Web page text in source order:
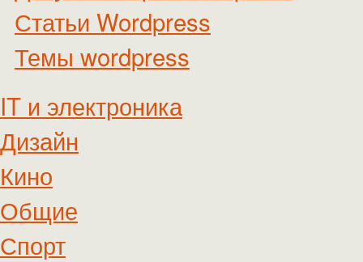
Статьи Wordpress
Темы wordpress
IT и электроника
Дизайн
Кино
Общие
Спорт